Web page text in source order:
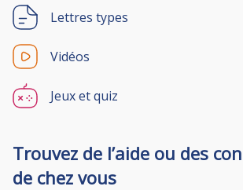
Lettres types
Vidéos
Jeux et quiz
Trouvez de l’aide ou des
de chez vous